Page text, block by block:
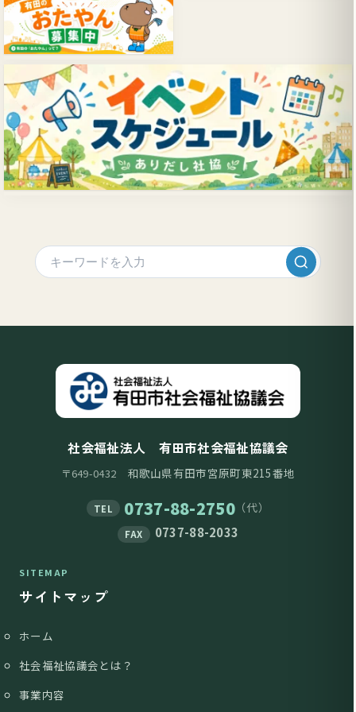
社会福祉法人 有田市社会福祉協議会
〒649-0432 和歌山県有田市宮原町東215番地
TEL 0737-88-2750（代）
FAX 0737-88-2033
SITEMAP
サイトマップ
ホーム
社会福祉協議会とは？
事業内容